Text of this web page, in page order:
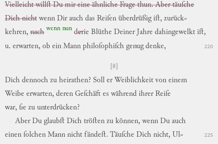
Vielleicht willſt Du mir eine ähnliche Frage thun. Aber täuſche
Dich nicht wenn Dir auch das Reiſen überdrüßig iſt, zurück⸗
kehren, nach wenn nun derie Blüthe Deiner Jahre dahingewelkt iſt,
u. erwarten, ob ein Mann philoſophiſch genug denke, 220
[8]
Dich dennoch zu heirathen? Soll er Weiblichkeit von einem
Weibe erwarten, deren Geſchäft es während ihrer Reiſe
war, ſie zu unterdrücken?
Aber Du glaubſt Dich tröſten zu können, wenn Du auch
einen ſolchen Mann nicht fändeſt. Täuſche Dich nicht, Ul⸗ 225